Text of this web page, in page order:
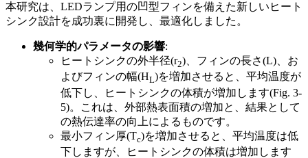
本研究は、LEDランプ用の凹型フィンを備えた新しいヒート
シンク設計を成功裏に開発し、最適化しました。
幾何学的パラメータの影響:
ヒートシンクの外半径(r2)、フィンの長さ(L)、お
よびフィンの幅(HL)を増加させると、平均温度が
低下し、ヒートシンクの体積が増加します(Fig. 3-
5)。これは、外部熱表面積の増加と、結果として
の熱伝達率の向上によるものです。
最小フィン厚(Tc)を増加させると、平均温度は低
下しますが、ヒートシンクの体積は増加します